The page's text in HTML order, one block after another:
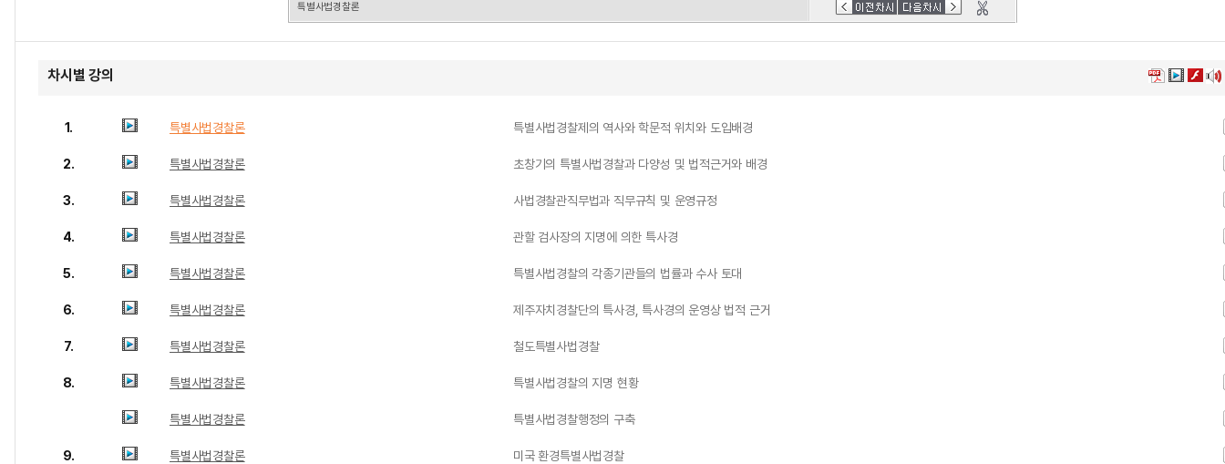
특별사법경찰론
차시별 강의
1. 특별사법경찰론 특별사법경찰제의 역사와 학문적 위치와 도입배경
2. 특별사법경찰론 초창기의 특별사법경찰과 다양성 및 법적근거와 배경
3. 특별사법경찰론 사법경찰관직무법과 직무규칙 및 운영규정
4. 특별사법경찰론 관할 검사장의 지명에 의한 특사경
5. 특별사법경찰론 특별사법경찰의 각종기관들의 법률과 수사 토대
6. 특별사법경찰론 제주자치경찰단의 특사경, 특사경의 운영상 법적 근거
7. 특별사법경찰론 철도특별사법경찰
8. 특별사법경찰론 특별사법경찰의 지명 현황
특별사법경찰론 특별사법경찰행정의 구축
9. 특별사법경찰론 미국 환경특별사법경찰